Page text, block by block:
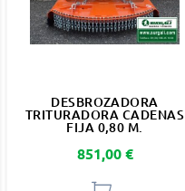
DESBROZADORA
TRITURADORA CADENAS
FIJA 0,80 M.
Precio
851,00 €